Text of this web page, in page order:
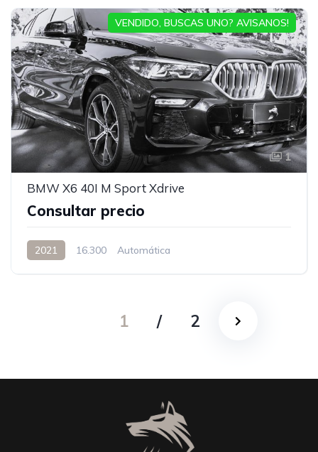
1
BMW X6 40I M Sport Xdrive
Consultar precio
2021 16.300 Automática
VENDIDO, BUSCAS UNO? AVISANOS!
1 / 2